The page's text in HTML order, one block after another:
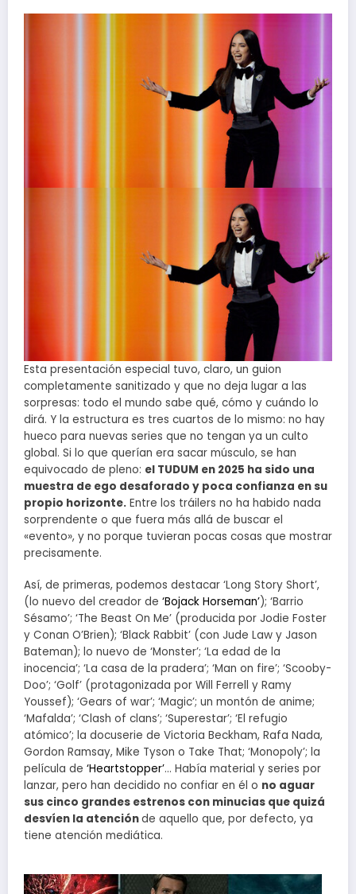
Esta presentación especial tuvo, claro, un guion
completamente sanitizado y que no deja lugar a las
sorpresas: todo el mundo sabe qué, cómo y cuándo lo
dirá. Y la estructura es tres cuartos de lo mismo: no hay
hueco para nuevas series que no tengan ya un culto
global. Si lo que querían era sacar músculo, se han
equivocado de pleno: el TUDUM en 2025 ha sido una
muestra de ego desaforado y poca confianza en su
propio horizonte. Entre los tráilers no ha habido nada
sorprendente o que fuera más allá de buscar el
«evento», y no porque tuvieran pocas cosas que mostrar
precisamente.
Así, de primeras, podemos destacar ‘Long Story Short’,
(lo nuevo del creador de ‘Bojack Horseman’); ‘Barrio
Sésamo’; ‘The Beast On Me’ (producida por Jodie Foster
y Conan O’Brien); ‘Black Rabbit’ (con Jude Law y Jason
Bateman); lo nuevo de ‘Monster’; ‘La edad de la
inocencia’; ‘La casa de la pradera’; ‘Man on fire’; ‘Scooby-
Doo’; ‘Golf’ (protagonizada por Will Ferrell y Ramy
Youssef); ‘Gears of war’; ‘Magic’; un montón de anime;
‘Mafalda’; ‘Clash of clans’; ‘Superestar’; ‘El refugio
atómico’; la docuserie de Victoria Beckham, Rafa Nada,
Gordon Ramsay, Mike Tyson o Take That; ‘Monopoly’; la
película de ‘Heartstopper’… Había material y series por
lanzar, pero han decidido no confiar en él o no aguar
sus cinco grandes estrenos con minucias que quizá
desvíen la atenciónde aquello que, por defecto, ya
tiene atención mediática.